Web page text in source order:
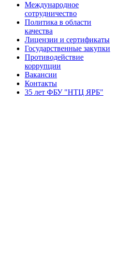
Международное
сотрудничество
Политика в области
качества
Лицензии и сертификаты
Государственные закупки
Противодействие
коррупции
Вакансии
Контакты
35 лет ФБУ "НТЦ ЯРБ"